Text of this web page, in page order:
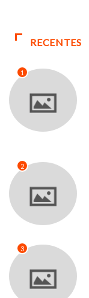
RECENTES
1
2
3